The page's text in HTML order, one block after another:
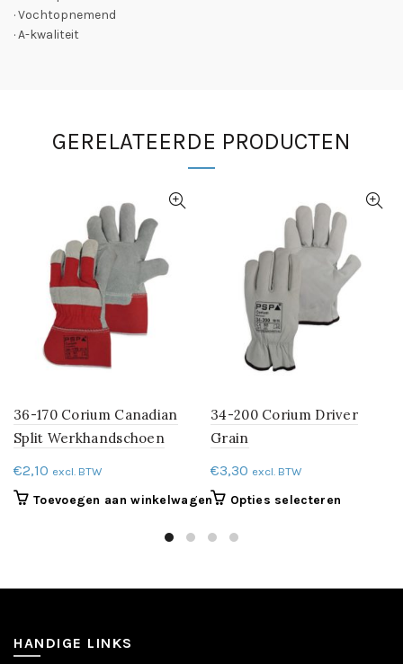
· Vochtopnemend
· A-kwaliteit
GERELATEERDE PRODUCTEN
36-170 Corium Canadian
Split Werkhandschoen
€2,10 excl. BTW
Toevoegen aan winkelwagen
34-200 Corium Driver
Grain
€3,30 excl. BTW
Opties selecteren
HANDIGE LINKS